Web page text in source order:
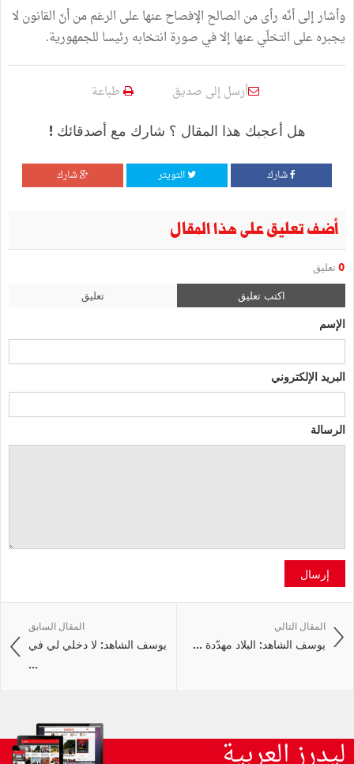
وأشار إلى أنّه رأى من الصالح الإفصاح عنها على الرغم من أنّ القانون لا
يجبره على التخلّي عنها إلا في صورة انتخابه رئيسا للجمهورية.
أرسل إلى صديق طباعة
هل أعجبك هذا المقال ؟ شارك مع أصدقائك !
شارك التويتر شارك
أضف تعليق على هذا المقال
0 تعليق
اكتب تعليق تعليق
الإسم
البريد الإلكتروني
الرسالة
إرسال
المقال السابق
يوسف الشاهد: لا دخلي لي في
...
المقال التالي
يوسف الشاهد: البلاد مهدّدة ...